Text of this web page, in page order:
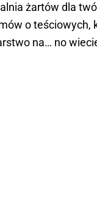
żartów dla
o teściowych,
na… no